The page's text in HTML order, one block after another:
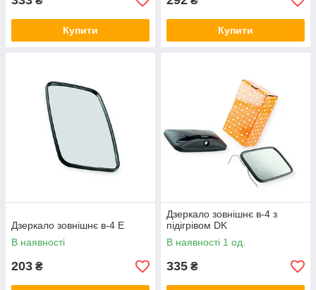
Купити Купити
Дзеркало зовнішнє в-4 Е
В наявності
203 ₴
Дзеркало зовнішнє в-4 з
підігрівом DK
В наявності 1 од.
335 ₴